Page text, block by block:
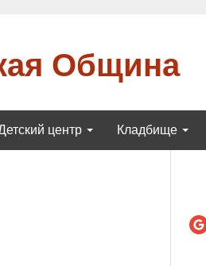
Община
центр Кладбище